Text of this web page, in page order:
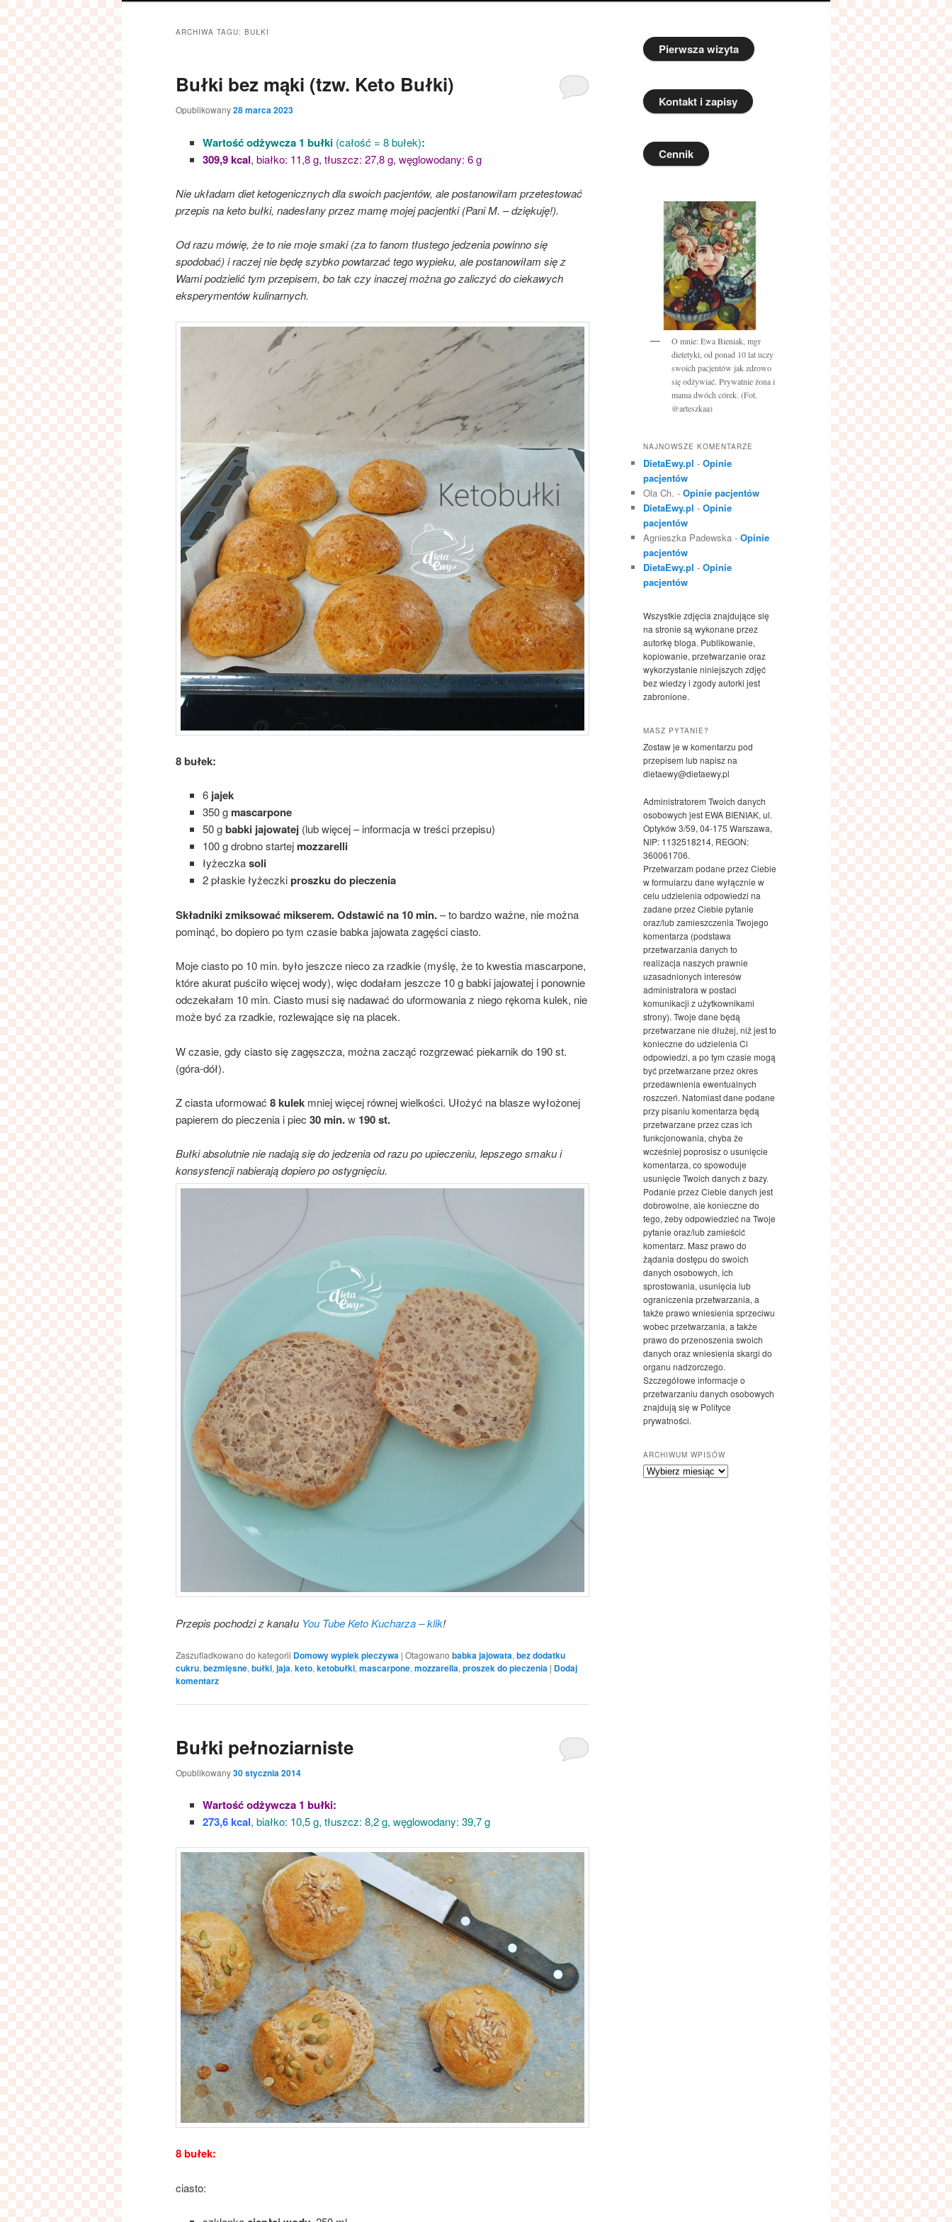
ARCHIWA TAGU: BUŁKI
Bułki bez mąki (tzw. Keto Bułki)
Opublikowany28 marca 2023
Wartość odżywcza 1 bułki (całość = 8 bułek):
309,9 kcal, białko: 11,8 g, tłuszcz: 27,8 g, węglowodany: 6 g
Nie układam diet ketogenicznych dla swoich pacjentów, ale postanowiłam przetestować
przepis na keto bułki, nadesłany przez mamę mojej pacjentki (Pani M. – dziękuję!).
Od razu mówię, że to nie moje smaki (za to fanom tłustego jedzenia powinno się
spodobać) i raczej nie będę szybko powtarzać tego wypieku, ale postanowiłam się z
Wami podzielić tym przepisem, bo tak czy inaczej można go zaliczyć do ciekawych
eksperymentów kulinarnych.
8 bułek:
6 jajek
350 g mascarpone
50 gbabki jajowatej(lub więcej – informacja w treści przepisu)
100 g drobno startej mozzarelli
łyżeczkasoli
2 płaskie łyżeczkiproszku do pieczenia
Składniki zmiksować mikserem. Odstawić na 10 min.– to bardzo ważne, nie można
pominąć, bo dopiero po tym czasie babka jajowata zagęści ciasto.
Moje ciasto po 10 min. było jeszcze nieco za rzadkie (myślę, że to kwestia mascarpone,
które akurat puściło więcej wody), więc dodałam jeszcze 10 g babki jajowatej i ponownie
odczekałam 10 min. Ciasto musi się nadawać do uformowania z niego rękoma kulek, nie
może być za rzadkie, rozlewające się na placek.
W czasie, gdy ciasto się zagęszcza, można zacząć rozgrzewać piekarnik do 190 st.
(góra-dół).
Z ciasta uformować 8 kulek mniej więcej równej wielkości. Ułożyć na blasze wyłożonej
papierem do pieczenia i piec 30 min.w 190 st.
Bułki absolutnie nie nadają się do jedzenia od razu po upieczeniu, lepszego smaku i
konsystencji nabierają dopiero po ostygnięciu.
Przepis pochodzi z kanału You Tube Keto Kucharza – klik!
Zaszufladkowano do kategorii Domowy wypiek pieczywa | Otagowano babka jajowata, bez dodatku
cukru, bezmięsne, bułki, jaja, keto, ketobułki, mascarpone, mozzarella, proszek do pieczenia | Dodaj
komentarz
Bułki pełnoziarniste
Opublikowany30 stycznia 2014
Wartość odżywcza 1 bułki:
273,6 kcal, białko: 10,5 g, tłuszcz: 8,2 g, węglowodany: 39,7 g
8 bułek:
ciasto:
Pierwsza wizyta
Kontakt i zapisy
Cennik
O mnie: Ewa Bieniak, mgr
dietetyki, od ponad 10 lat uczy
swoich pacjentów jak zdrowo
się odżywiać. Prywatnie żona i
mama dwóch córek. (Fot.
@arteszkaa)
NAJNOWSZE KOMENTARZE
DietaEwy.pl - Opinie
pacjentów
Ola Ch. - Opinie pacjentów
DietaEwy.pl - Opinie
pacjentów
Agnieszka Padewska - Opinie
pacjentów
DietaEwy.pl - Opinie
pacjentów
Wszystkie zdjęcia znajdujące się
na stronie są wykonane przez
autorkę bloga. Publikowanie,
kopiowanie, przetwarzanie oraz
wykorzystanie niniejszych zdjęć
bez wiedzy i zgody autorki jest
zabronione.
MASZ PYTANIE?
Zostaw je w komentarzu pod
przepisem lub napisz na
dietaewy@dietaewy.pl
Administratorem Twoich danych
osobowych jest EWA BIENIAK, ul.
Optyków 3/59, 04-175 Warszawa,
NIP: 1132518214, REGON:
360061706.
Przetwarzam podane przez Ciebie
w formularzu dane wyłącznie w
celu udzielenia odpowiedzi na
zadane przez Ciebie pytanie
oraz/lub zamieszczenia Twojego
komentarza (podstawa
przetwarzania danych to
realizacja naszych prawnie
uzasadnionych interesów
administratora w postaci
komunikacji z użytkownikami
strony). Twoje dane będą
przetwarzane nie dłużej, niż jest to
konieczne do udzielenia Ci
odpowiedzi, a po tym czasie mogą
być przetwarzane przez okres
przedawnienia ewentualnych
roszczeń. Natomiast dane podane
przy pisaniu komentarza będą
przetwarzane przez czas ich
funkcjonowania, chyba że
wcześniej poprosisz o usunięcie
komentarza, co spowoduje
usunięcie Twoich danych z bazy.
Podanie przez Ciebie danych jest
dobrowolne, ale konieczne do
tego, żeby odpowiedzieć na Twoje
pytanie oraz/lub zamieścić
komentarz. Masz prawo do
żądania dostępu do swoich
danych osobowych, ich
sprostowania, usunięcia lub
ograniczenia przetwarzania, a
także prawo wniesienia sprzeciwu
wobec przetwarzania, a także
prawo do przenoszenia swoich
danych oraz wniesienia skargi do
organu nadzorczego.
Szczegółowe informacje o
przetwarzaniu danych osobowych
znajdują się w Polityce
prywatności.
ARCHIWUM WPISÓW
Archiwum